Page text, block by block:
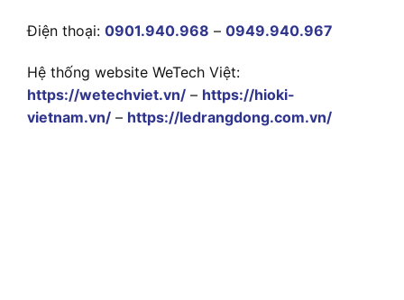
Điện thoại: 0901.940.968 – 0949.940.967
Hệ thống website WeTech Việt:
https://wetechviet.vn/ – https://hioki-
vietnam.vn/ – https://ledrangdong.com.vn/